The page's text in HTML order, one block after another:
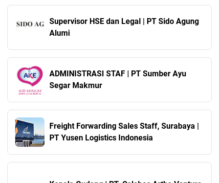
Supervisor HSE dan Legal | PT Sido Agung
Alumi
ADMINISTRASI STAF | PT Sumber Ayu
Segar Makmur
Freight Forwarding Sales Staff, Surabaya |
PT Yusen Logistics Indonesia